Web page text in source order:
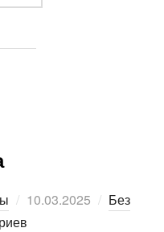
Опубликовано
10.03.2025
Без